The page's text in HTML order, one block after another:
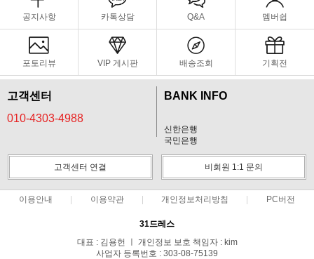
공지사항 카톡상담 Q&A 멤버쉽
포토리뷰 VIP 게시판 배송조회 기획전
고객센터
010-4303-4988
BANK INFO
신한은행
국민은행
고객센터 연결 비회원 1:1 문의
이용안내 이용약관 개인정보처리방침 PC버전
31드레스
대표 : 김용헌 ㅣ 개인정보 보호 책임자 : kim
사업자 등록번호 : 303-08-75139